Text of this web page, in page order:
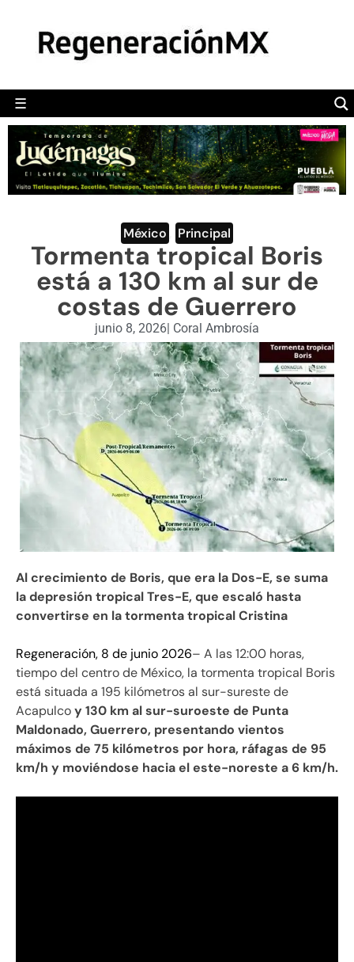
☰
POLÍTICA
CAMALEÓN
OPINIÓN
DEPORTES
ENGLISH SECTION
VIDEOS
México Principal
Tormenta tropical Boris
está a 130 km al sur de
costas de Guerrero
junio 8, 2026| Coral Ambrosía
Al crecimiento de Boris, que era la Dos-E, se suma
la depresión tropical Tres-E, que escaló hasta
convertirse en la tormenta tropical Cristina
Regeneración, 8 de junio 2026– A las 12:00 horas,
tiempo del centro de México, la tormenta tropical Boris
está situada a 195 kilómetros al sur-sureste de
Acapulcoy 130 km al sur-suroeste de Punta
Maldonado, Guerrero, presentando vientos
máximos de 75 kilómetros por hora, ráfagas de 95
km/h y moviéndose hacia el este-noreste a 6 km/h.